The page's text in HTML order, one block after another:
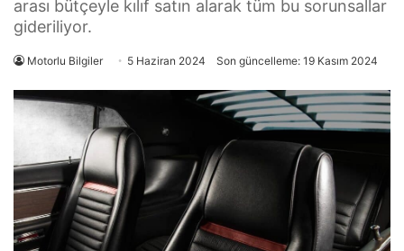
arası bütçeyle kılıf satın alarak tüm bu sorunsallar
gideriliyor.
Motorlu Bilgiler 5 Haziran 2024 Son güncelleme: 19 Kasım 2024